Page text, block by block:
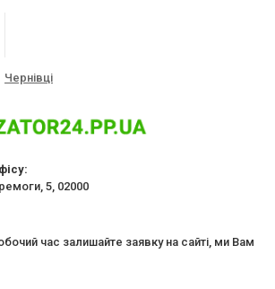
Чернівці
5, 02000
час залишайте заявку на сайті, ми Вам